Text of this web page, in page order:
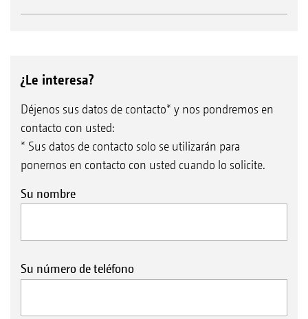
¿Le interesa?
Déjenos sus datos de contacto* y nos pondremos en
contacto con usted:
* Sus datos de contacto solo se utilizarán para
ponernos en contacto con usted cuando lo solicite.
Su nombre
Su número de teléfono